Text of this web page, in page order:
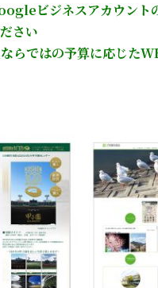
ビジネスアカウント
さい
らではの予算に応じた